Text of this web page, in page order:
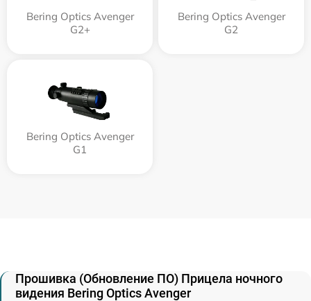
Bering Optics Avenger
G2+
Bering Optics Avenger
G2
Bering Optics Avenger
G1
Прошивка (Обновление ПО) Прицела ночного
видения Bering Optics Avenger